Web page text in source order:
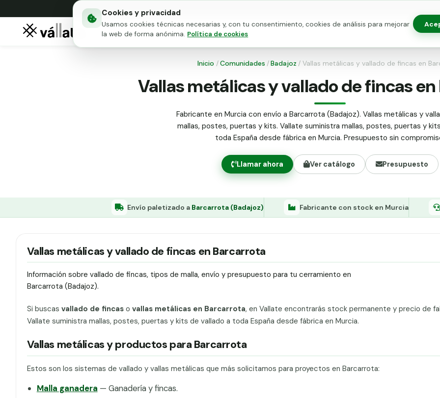
Cookies y privacidad
Usamos cookies técnicas necesarias y, con tu consentimiento, cookies de análisis para mejorar
la web de forma anónima. Política de cookies
Mallas metálicas
Puertas para vallado
Inicio /Comunidades /Badajoz / Vallas metálicas y vallado de fincas en
Vallas metálicas y vallado de fincas
Fabricante en Murcia con envío a Barcarrota (Badajoz). Vallas metálicas y
mallas, postes, puertas y kits. Vallate suministra mallas, postes, puertas y
toda España desde fábrica en Murcia. Presupuesto sin
Llamar ahora Ver catálogo Presupuesto
Envío paletizado a Barcarrota (Badajoz) Fabricante con stock en Murcia
Vallas metálicas y vallado de fincas en Barcarrota
Información sobre vallado de fincas, tipos de malla, envío y presupuesto para tu cerramiento en
Barcarrota (Badajoz).
Si buscas vallado de fincaso vallas metálicas en Barcarrota, en Vallate encontrarás stock permanente y precio de
Vallate suministra mallas, postes, puertas y kits de vallado a toda España desde fábrica en Murcia.
Vallas metálicas y productos para Barcarrota
Estos son los sistemas de vallado y vallas metálicas que más solicitamos para proyectos en Barcarrota:
Malla ganadera — Ganadería y fincas.